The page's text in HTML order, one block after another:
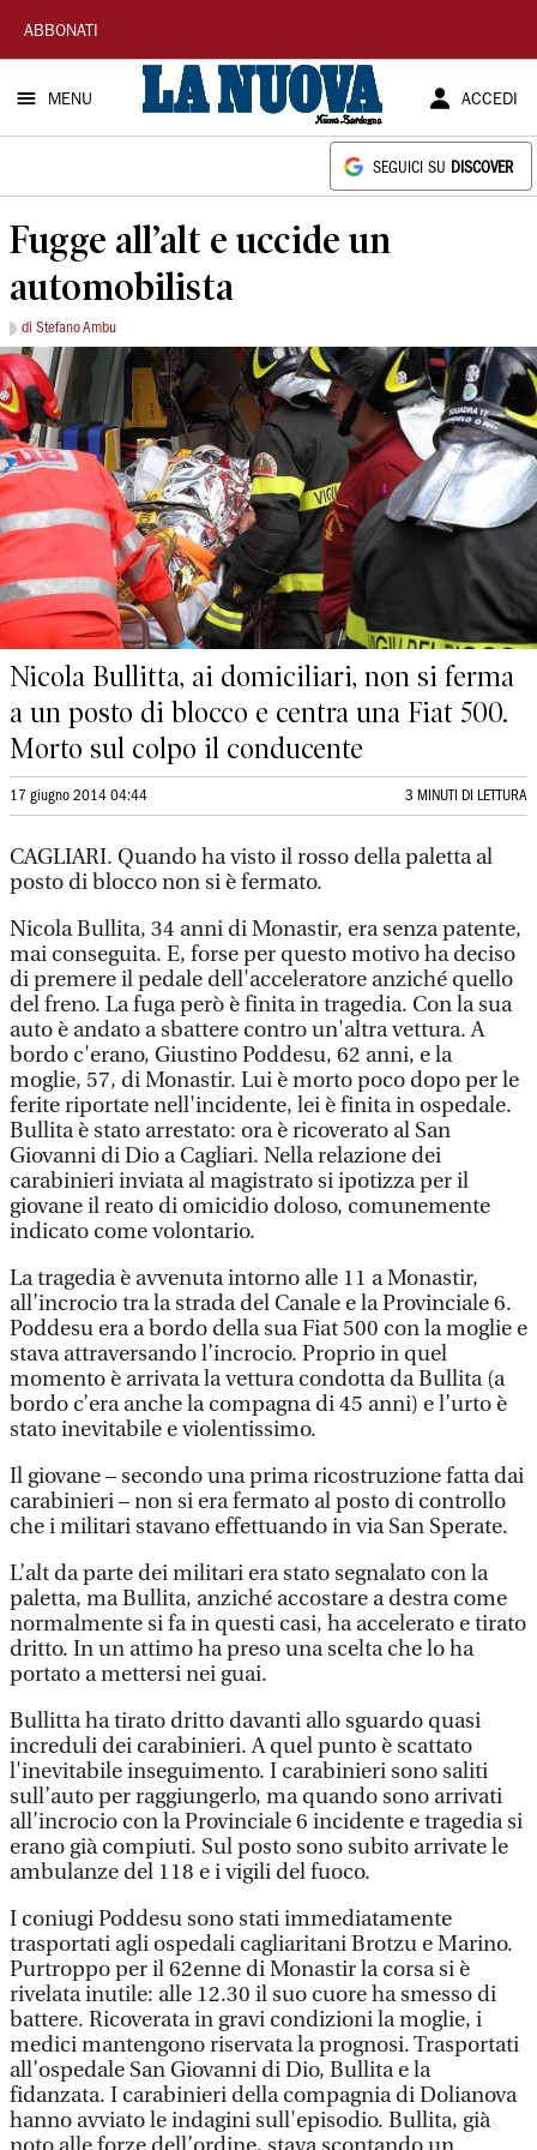
La
Nuova
Sardegna
ABBONATI
MENU ACCEDI
SEGUICI SU DISCOVER
Fugge all’alt e uccide un
automobilista
di Stefano Ambu
Nicola Bullitta, ai domiciliari, non si ferma
a un posto di blocco e centra una Fiat 500.
Morto sul colpo il conducente
17 giugno 2014 04:44 3 MINUTI DI LETTURA
CAGLIARI. Quando ha visto il rosso della paletta al
posto di blocco non si è fermato.
Nicola Bullita, 34 anni di Monastir, era senza patente,
mai conseguita. E, forse per questo motivo ha deciso
di premere il pedale dell'acceleratore anziché quello
del freno. La fuga però è finita in tragedia. Con la sua
auto è andato a sbattere contro un'altra vettura. A
bordo c'erano, Giustino Poddesu, 62 anni, e la
moglie, 57, di Monastir. Lui è morto poco dopo per le
ferite riportate nell'incidente, lei è finita in ospedale.
Bullita è stato arrestato: ora è ricoverato al San
Giovanni di Dio a Cagliari. Nella relazione dei
carabinieri inviata al magistrato si ipotizza per il
giovane il reato di omicidio doloso, comunemente
indicato come volontario.
La tragedia è avvenuta intorno alle 11 a Monastir,
all’incrocio tra la strada del Canale e la Provinciale 6.
Poddesu era a bordo della sua Fiat 500 con la moglie e
stava attraversando l’incrocio. Proprio in quel
momento è arrivata la vettura condotta da Bullita (a
bordo c’era anche la compagna di 45 anni) e l’urto è
stato inevitabile e violentissimo.
Il giovane – secondo una prima ricostruzione fatta dai
carabinieri – non si era fermato al posto di controllo
che i militari stavano effettuando in via San Sperate.
L’alt da parte dei militari era stato segnalato con la
paletta, ma Bullita, anziché accostare a destra come
normalmente si fa in questi casi, ha accelerato e tirato
dritto. In un attimo ha preso una scelta che lo ha
portato a mettersi nei guai.
Bullitta ha tirato dritto davanti allo sguardo quasi
increduli dei carabinieri. A quel punto è scattato
l'inevitabile inseguimento. I carabinieri sono saliti
sull’auto per raggiungerlo, ma quando sono arrivati
all’incrocio con la Provinciale 6 incidente e tragedia si
erano già compiuti. Sul posto sono subito arrivate le
ambulanze del 118 e i vigili del fuoco.
I coniugi Poddesu sono stati immediatamente
trasportati agli ospedali cagliaritani Brotzu e Marino.
Purtroppo per il 62enne di Monastir la corsa si è
rivelata inutile: alle 12.30 il suo cuore ha smesso di
battere. Ricoverata in gravi condizioni la moglie, i
medici mantengono riservata la prognosi. Trasportati
all’ospedale San Giovanni di Dio, Bullita e la
fidanzata. I carabinieri della compagnia di Dolianova
hanno avviato le indagini sull'episodio. Bullita, già